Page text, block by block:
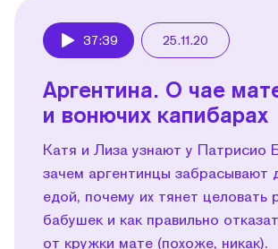
37:39 25.11.20
Аргентина. О чае
и вонючих капибарах
Катя и Лиза узнают у Патрисио
зачем аргентинцы забрасывают
едой, почему их тянет целовать
бабушек и как правильно
от кружки мате (похоже, никак).